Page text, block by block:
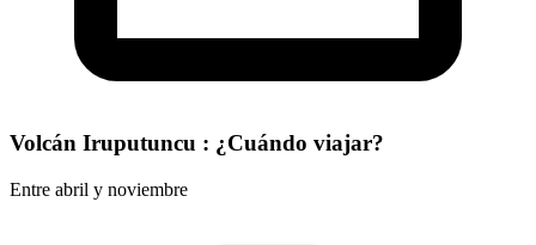
Volcán Iruputuncu : ¿Cuándo viajar?
Entre abril y noviembre